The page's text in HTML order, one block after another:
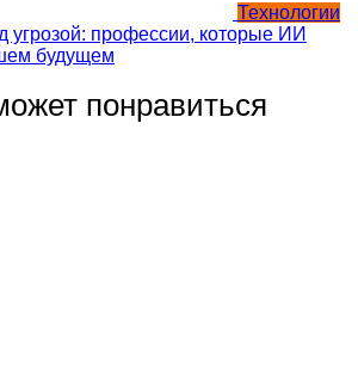
Технологии
угрозой: профессии, которые ИИ
будущем
понравиться